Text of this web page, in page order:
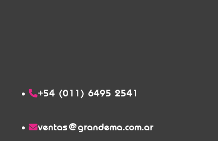
+54 (011) 6495 2541
ventas@grandema.com.ar